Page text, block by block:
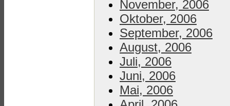
November, 2006
Oktober, 2006
September, 2006
August, 2006
Juli, 2006
Juni, 2006
Mai, 2006